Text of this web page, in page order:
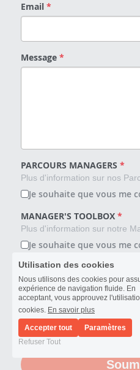
Email*
Message*
PARCOURS MANAGERS *
Plus d'information sur nos
Je souhaite que vous me
MANAGER'S TOOLBOX*
Plus d'information sur notre
Je souhaite que vous me
EXECUTIVE COACHING
Plus d'information sur
Je souhaite que vous me
En continuant sur ce site ,
Conditionset notre
Utilisation des cookies
Nous utilisons des cookies pour
expérience de navigation fluide. En
acceptant, vous approuvez
cookies. En savoir plus
Accepter tout
Paramètres
Refuser Tout